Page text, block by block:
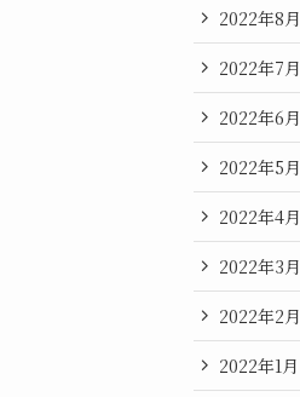
2022年8月
2022年7月
2022年6月
2022年5月
2022年4月
2022年3月
2022年2月
2022年1月